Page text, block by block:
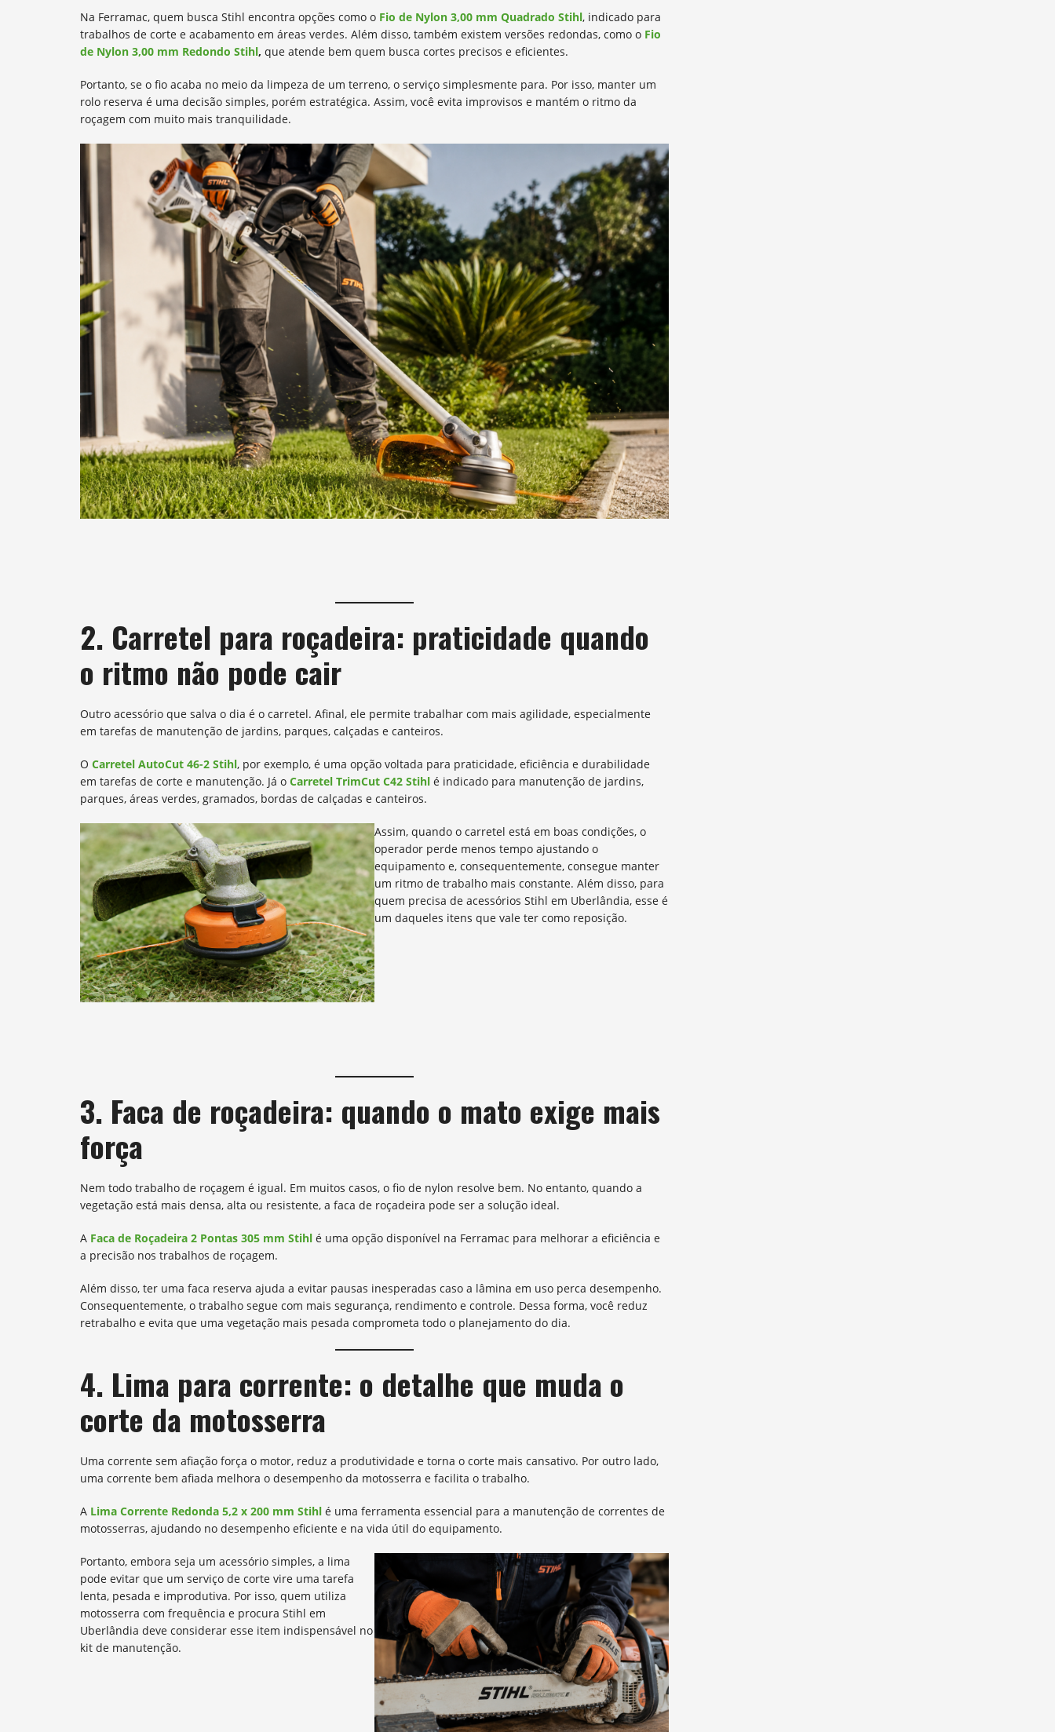
Na Ferramac, quem busca Stihl encontra opções como o Fio de Nylon 3,00 mm Quadrado Stihl, indicado para
trabalhos de corte e acabamento em áreas verdes. Além disso, também existem versões redondas, como o Fio
de Nylon 3,00 mm Redondo Stihl, que atende bem quem busca cortes precisos e eficientes.
Portanto, se o fio acaba no meio da limpeza de um terreno, o serviço simplesmente para. Por isso, manter um
rolo reserva é uma decisão simples, porém estratégica. Assim, você evita improvisos e mantém o ritmo da
roçagem com muito mais tranquilidade.
2. Carretel para roçadeira: praticidade quando
o ritmo não pode cair
Outro acessório que salva o dia é o carretel. Afinal, ele permite trabalhar com mais agilidade, especialmente
em tarefas de manutenção de jardins, parques, calçadas e canteiros.
O Carretel AutoCut 46-2 Stihl, por exemplo, é uma opção voltada para praticidade, eficiência e durabilidade
em tarefas de corte e manutenção. Já o Carretel TrimCut C42 Stihl é indicado para manutenção de jardins,
parques, áreas verdes, gramados, bordas de calçadas e canteiros.
Assim, quando o carretel está em boas condições, o
operador perde menos tempo ajustando o
equipamento e, consequentemente, consegue manter
um ritmo de trabalho mais constante. Além disso, para
quem precisa de acessórios Stihl em Uberlândia, esse é
um daqueles itens que vale ter como reposição.
3. Faca de roçadeira: quando o mato exige mais
força
Nem todo trabalho de roçagem é igual. Em muitos casos, o fio de nylon resolve bem. No entanto, quando a
vegetação está mais densa, alta ou resistente, a faca de roçadeira pode ser a solução ideal.
A Faca de Roçadeira 2 Pontas 305 mm Stihl é uma opção disponível na Ferramac para melhorar a eficiência e
a precisão nos trabalhos de roçagem.
Além disso, ter uma faca reserva ajuda a evitar pausas inesperadas caso a lâmina em uso perca desempenho.
Consequentemente, o trabalho segue com mais segurança, rendimento e controle. Dessa forma, você reduz
retrabalho e evita que uma vegetação mais pesada comprometa todo o planejamento do dia.
4. Lima para corrente: o detalhe que muda o
corte da motosserra
Uma corrente sem afiação força o motor, reduz a produtividade e torna o corte mais cansativo. Por outro lado,
uma corrente bem afiada melhora o desempenho da motosserra e facilita o trabalho.
A Lima Corrente Redonda 5,2 x 200 mm Stihl é uma ferramenta essencial para a manutenção de correntes de
motosserras, ajudando no desempenho eficiente e na vida útil do equipamento.
Portanto, embora seja um acessório simples, a lima
pode evitar que um serviço de corte vire uma tarefa
lenta, pesada e improdutiva. Por isso, quem utiliza
motosserra com frequência e procura Stihl em
Uberlândia deve considerar esse item indispensável no
kit de manutenção.